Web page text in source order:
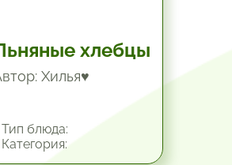
хлебцы
Хилья♥
блюда: